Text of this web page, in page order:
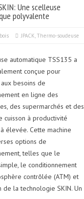
Une scelleuse
polyvalente
JPACK, Thermo-soudeuse
automatique TSS135 a
conçue pour
besoins de
en ligne des
des supermarchés et des
cuisson à productivité
élevée. Cette machine
options de
telles que le
le conditionnement
contrôlée (ATM) et
de la technologie SKIN. Un